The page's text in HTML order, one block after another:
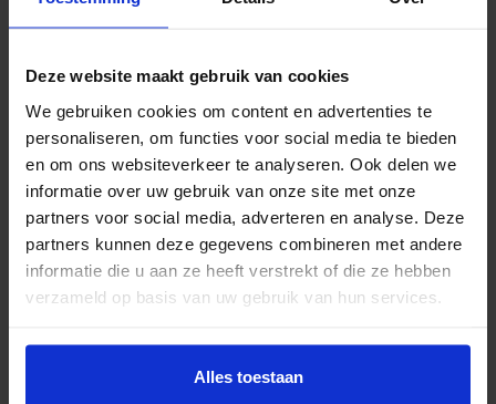
Deze website maakt gebruik van cookies
We gebruiken cookies om content en advertenties te
personaliseren, om functies voor social media te bieden
en om ons websiteverkeer te analyseren. Ook delen we
informatie over uw gebruik van onze site met onze
partners voor social media, adverteren en analyse. Deze
partners kunnen deze gegevens combineren met andere
informatie die u aan ze heeft verstrekt of die ze hebben
verzameld op basis van uw gebruik van hun services.
Alles toestaan
Gordijnstof Artelux Bloesem